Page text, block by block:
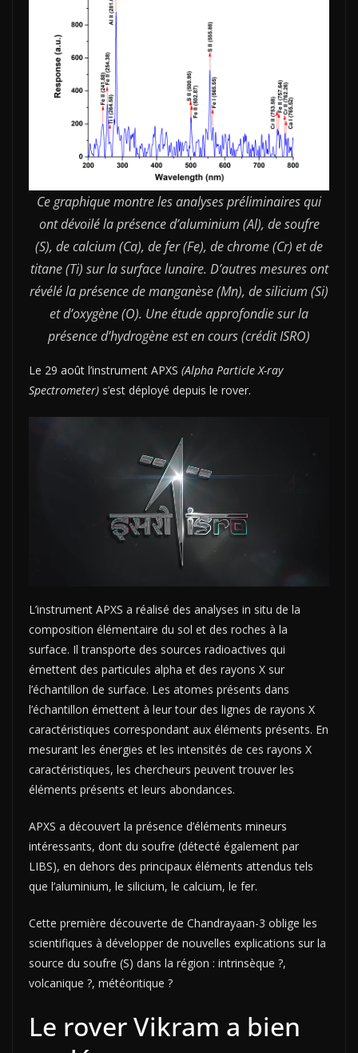
Ce graphique montre les analyses préliminaires qui
ont dévoilé la présence d’aluminium (Al), de soufre
(S), de calcium (Ca), de fer (Fe), de chrome (Cr) et de
titane (Ti) sur la surface lunaire. D’autres mesures ont
révélé la présence de manganèse (Mn), de silicium (Si)
et d’oxygène (O). Une étude approfondie sur la
présence d’hydrogène est en cours (crédit ISRO)
Le 29 août l’instrument APXS (Alpha Particle X-ray
Spectrometer) s’est déployé depuis le rover.
L’instrument APXS a réalisé des analyses in situ de la
composition élémentaire du sol et des roches à la
surface. Il transporte des sources radioactives qui
émettent des particules alpha et des rayons X sur
l’échantillon de surface. Les atomes présents dans
l’échantillon émettent à leur tour des lignes de rayons X
caractéristiques correspondant aux éléments présents. En
mesurant les énergies et les intensités de ces rayons X
caractéristiques, les chercheurs peuvent trouver les
éléments présents et leurs abondances.
APXS a découvert la présence d’éléments mineurs
intéressants, dont du soufre (détecté également par
LIBS), en dehors des principaux éléments attendus tels
que l’aluminium, le silicium, le calcium, le fer.
Cette première découverte de Chandrayaan-3 oblige les
scientifiques à développer de nouvelles explications sur la
source du soufre (S) dans la région : intrinsèque ?,
volcanique ?, météoritique ?
Le rover Vikram a bien